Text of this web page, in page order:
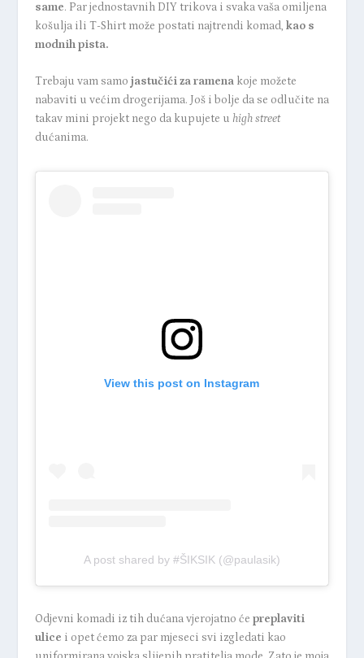
same. Par jednostavnih DIY trikova i svaka vaša omiljena
košulja ili T-Shirt može postati najtrendi komad, kao s
modnih pista.
Trebaju vam samo jastučići za ramenakoje možete
nabaviti u većim drogerijama. Još i bolje da se odlučite na
takav mini projekt nego da kupujete u high street
dućanima.
View this post on Instagram
A post shared by #ŠIKSIK (@paulasik)
Odjevni komadi iz tih dućana vjerojatno će preplaviti
ulice i opet ćemo za par mjeseci svi izgledati kao